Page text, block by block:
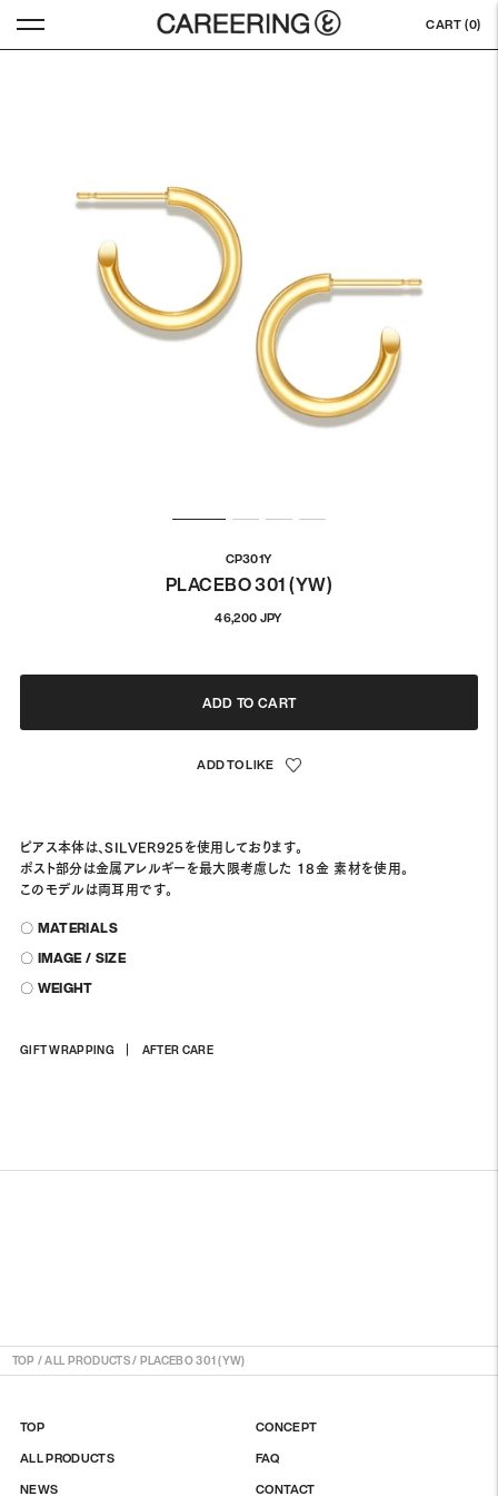
CART (0)
CP301Y
PLACEBO 301 (YW)
46,200 JPY通
格
ADD TO CART
ピアス本体は、SILVER925を使用しております。
ポスト部分は金属アレルギーを最大限考慮した 18金 素材を使用。
このモデルは両耳用です。
〇 MATERIALS
〇 IMAGE / SIZE
〇 WEIGHT
GIFT WRAPPING AFTER CARE
商
TOP /ALL PRODUCTS/ PLACEBO 301 (YW)
TOP
ALL PRODUCTS
NEWS
CONCEPT
FAQ
CONTACT